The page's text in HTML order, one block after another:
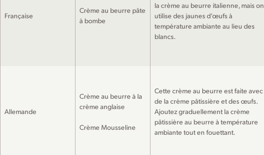
Française
Crème au beurre pâte
à bombe
la crème au beurre italienne, mais on
utilise des jaunes d’œufs à
température ambiante au lieu des
blancs.
Allemande
Crème au beurre à la
crème anglaise
Crème Mousseline
Cette crème au beurre est faite avec
de la crème pâtissière et des œufs.
Ajoutez graduellement la crème
pâtissière au beurre à température
ambiante tout en fouettant.